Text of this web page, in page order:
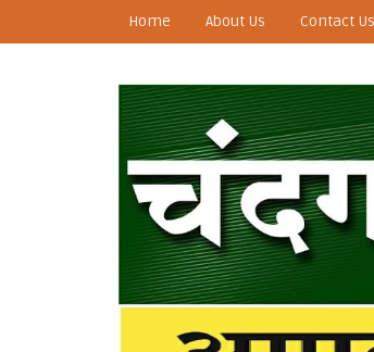
Home About Us Contact Us